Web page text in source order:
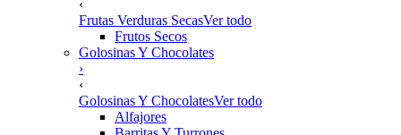
‹
Frutas Verduras SecasVer todo
Frutos Secos
Golosinas Y Chocolates
›
‹
Golosinas Y ChocolatesVer todo
Alfajores